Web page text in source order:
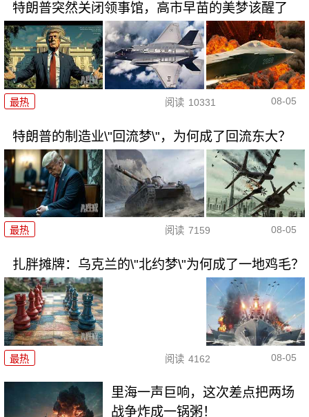
特朗普突然关闭领事馆，高市早苗的美梦该醒了
最热 阅读 10331 08-05
特朗普的制造业\"回流梦\"，为何成了回流东大？
最热 阅读 7159 08-05
扎胖摊牌：乌克兰的\"北约梦\"为何成了一地鸡毛？
最热 阅读 4162 08-05
里海一声巨响，这次差点把两场
战争炸成一锅粥！